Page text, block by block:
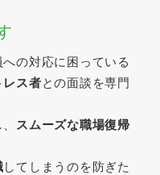
の対応に困っている
レス者との面談を専門
スムーズな職場復帰
してしまうのを防ぎた